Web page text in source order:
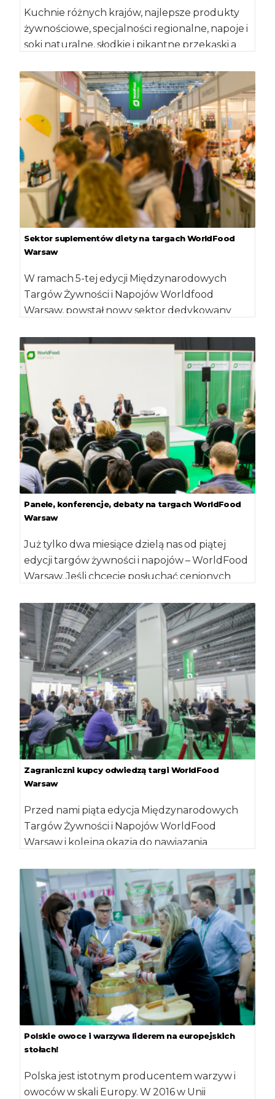
Kuchnie różnych krajów, najlepsze produkty
żywnościowe, specjalności regionalne, napoje i
soki naturalne, słodkie i pikantne przekąski a
Sektor suplementów diety na targach WorldFood
Warsaw
W ramach 5-tej edycji Międzynarodowych
Targów Żywności i Napojów Worldfood
Warsaw, powstał nowy sektor dedykowany
Patronatem […]
Panele, konferencje, debaty na targach WorldFood
Warsaw
Już tylko dwa miesiące dzielą nas od piątej
edycji targów żywności i napojów – WorldFood
Warsaw. Jeśli chcecie posłuchać cenionych
Zagraniczni kupcy odwiedzą targi WorldFood
Warsaw
Przed nami piąta edycja Międzynarodowych
Targów Żywności i Napojów WorldFood
Warsaw i kolejna okazja do nawiązania
Polskie owoce i warzywa liderem na europejskich
stołach!
Polska jest istotnym producentem warzyw i
owoców w skali Europy. W 2016 w Unii